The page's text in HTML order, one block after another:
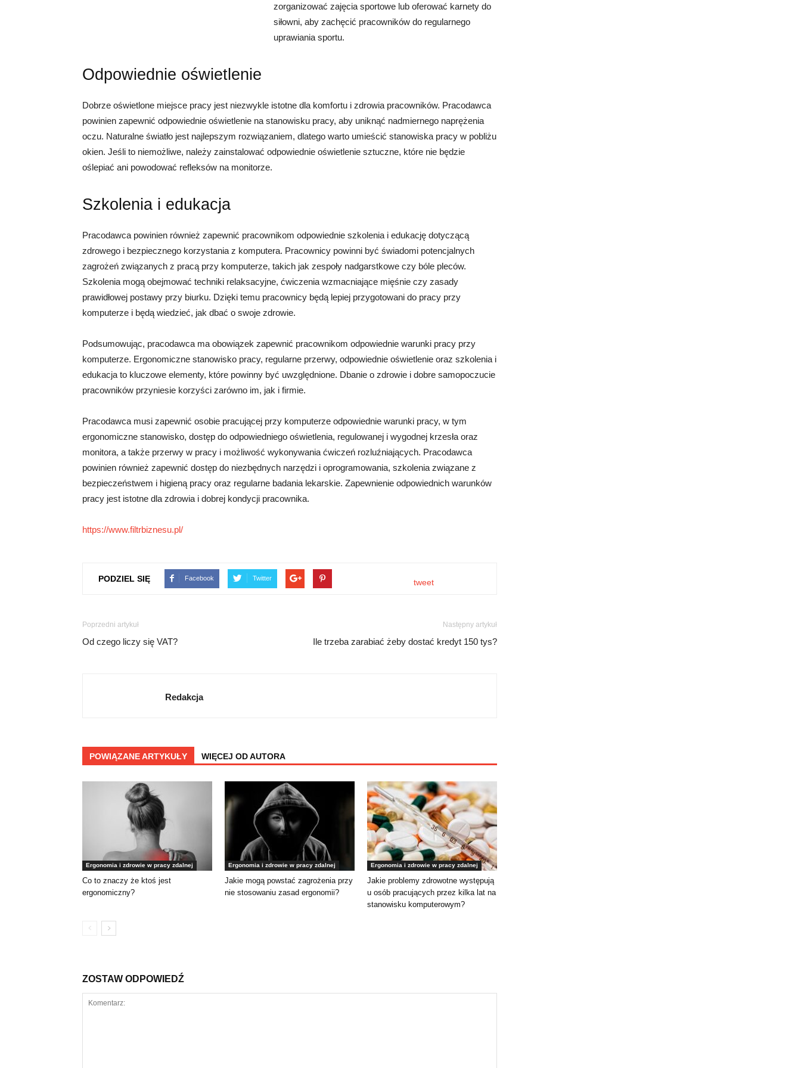
zorganizować zajęcia sportowe lub oferować karnety do
siłowni, aby zachęcić pracowników do regularnego
uprawiania sportu.
Odpowiednie oświetlenie
Dobrze oświetlone miejsce pracy jest niezwykle istotne dla komfortu i zdrowia pracowników. Pracodawca
powinien zapewnić odpowiednie oświetlenie na stanowisku pracy, aby uniknąć nadmiernego naprężenia
oczu. Naturalne światło jest najlepszym rozwiązaniem, dlatego warto umieścić stanowiska pracy w pobliżu
okien. Jeśli to niemożliwe, należy zainstalować odpowiednie oświetlenie sztuczne, które nie będzie
oślepiać ani powodować refleksów na monitorze.
Szkolenia i edukacja
Pracodawca powinien również zapewnić pracownikom odpowiednie szkolenia i edukację dotyczącą
zdrowego i bezpiecznego korzystania z komputera. Pracownicy powinni być świadomi potencjalnych
zagrożeń związanych z pracą przy komputerze, takich jak zespoły nadgarstkowe czy bóle pleców.
Szkolenia mogą obejmować techniki relaksacyjne, ćwiczenia wzmacniające mięśnie czy zasady
prawidłowej postawy przy biurku. Dzięki temu pracownicy będą lepiej przygotowani do pracy przy
komputerze i będą wiedzieć, jak dbać o swoje zdrowie.
Podsumowując, pracodawca ma obowiązek zapewnić pracownikom odpowiednie warunki pracy przy
komputerze. Ergonomiczne stanowisko pracy, regularne przerwy, odpowiednie oświetlenie oraz szkolenia i
edukacja to kluczowe elementy, które powinny być uwzględnione. Dbanie o zdrowie i dobre samopoczucie
pracowników przyniesie korzyści zarówno im, jak i firmie.
Pracodawca musi zapewnić osobie pracującej przy komputerze odpowiednie warunki pracy, w tym
ergonomiczne stanowisko, dostęp do odpowiedniego oświetlenia, regulowanej i wygodnej krzesła oraz
monitora, a także przerwy w pracy i możliwość wykonywania ćwiczeń rozluźniających. Pracodawca
powinien również zapewnić dostęp do niezbędnych narzędzi i oprogramowania, szkolenia związane z
bezpieczeństwem i higieną pracy oraz regularne badania lekarskie. Zapewnienie odpowiednich warunków
pracy jest istotne dla zdrowia i dobrej kondycji pracownika.
https://www.filtrbiznesu.pl/
PODZIEL SIĘ Facebook Twitter tweet
Poprzedni artykuł
Od czego liczy się VAT?
Następny artykuł
Ile trzeba zarabiać żeby dostać kredyt 150 tys?
Redakcja
POWIĄZANE ARTYKUŁY WIĘCEJ OD AUTORA
Ergonomia i zdrowie w pracy zdalnej
Co to znaczy że ktoś jest
ergonomiczny?
Ergonomia i zdrowie w pracy zdalnej
Jakie mogą powstać zagrożenia przy
nie stosowaniu zasad ergonomii?
Ergonomia i zdrowie w pracy zdalnej
Jakie problemy zdrowotne występują
u osób pracujących przez kilka lat na
stanowisku komputerowym?
ZOSTAW ODPOWIEDŹ